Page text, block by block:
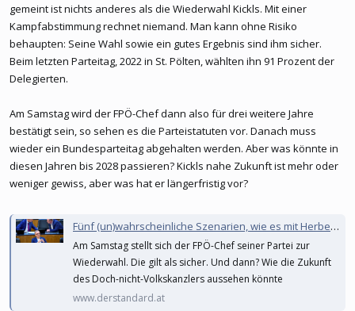
gemeint ist nichts anderes als die Wiederwahl Kickls. Mit einer
Kampfabstimmung rechnet niemand. Man kann ohne Risiko
behaupten: Seine Wahl sowie ein gutes Ergebnis sind ihm sicher.
Beim letzten Parteitag, 2022 in St. Pölten, wählten ihn 91 Prozent der
Delegierten.
Am Samstag wird der FPÖ-Chef dann also für drei weitere Jahre
bestätigt sein, so sehen es die Parteistatuten vor. Danach muss
wieder ein Bundesparteitag abgehalten werden. Aber was könnte in
diesen Jahren bis 2028 passieren? Kickls nahe Zukunft ist mehr oder
weniger gewiss, aber was hat er längerfristig vor?
Fünf (un)wahrscheinliche Szenarien, wie es mit Herbert Kickl weitergehen könnte
Am Samstag stellt sich der FPÖ-Chef seiner Partei zur
Wiederwahl. Die gilt als sicher. Und dann? Wie die Zukunft
des Doch-nicht-Volkskanzlers aussehen könnte
www.derstandard.at